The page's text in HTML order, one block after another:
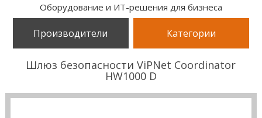
Оборудование и ИТ-решения для бизнеса
Производители Категории
Шлюз безопасности ViPNet Coordinator
HW1000 D